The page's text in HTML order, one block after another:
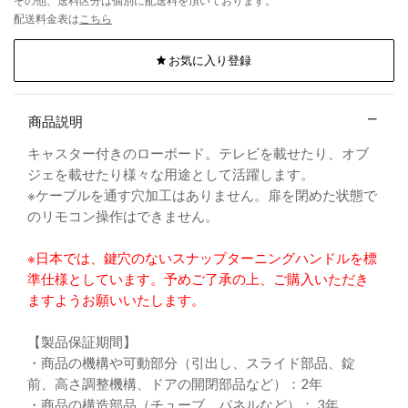
配送料金表は こちら
お気に入り登録
商品説明
キャスター付きのローボード。テレビを載せたり、オブ
ジェを載せたり様々な用途として活躍します。
※ケーブルを通す穴加工はありません。扉を閉めた状態で
のリモコン操作はできません。
※日本では、鍵穴のないスナップターニングハンドルを標
準仕様としています。予めご了承の上、ご購入いただき
ますようお願いいたします。
【製品保証期間】
・商品の機構や可動部分（引出し、スライド部品、錠
前、高さ調整機構、ドアの開閉部品など）：2年
・商品の構造部品（チューブ、パネルなど）： 3年